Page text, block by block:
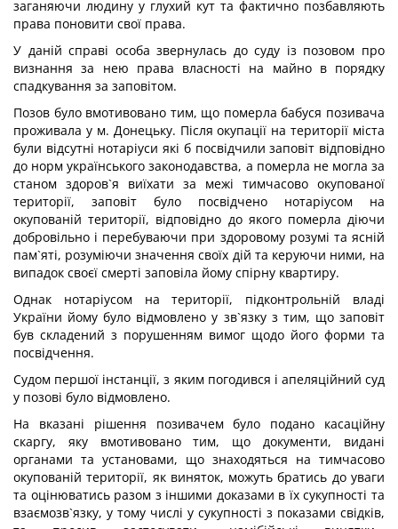
заганяючи людину у глухий кут та фактично позбавляють
права поновити свої права.
У даній справі особа звернулась до суду із позовом про
визнання за нею права власності на майно в порядку
спадкування за заповітом.
Позов було вмотивовано тим, що померла бабуся позивача
проживала у м. Донецьку. Після окупації на території міста
були відсутні нотаріуси які б посвідчили заповіт відповідно
до норм українського законодавства, а померла не могла за
станом здоров`я виїхати за межі тимчасово окупованої
території, заповіт було посвідчено нотаріусом на
окупованій території, відповідно до якого померла діючи
добровільно і перебуваючи при здоровому розумі та ясній
пам`яті, розуміючи значення своїх дій та керуючи ними, на
випадок своєї смерті заповіла йому спірну квартиру.
Однак нотаріусом на території, підконтрольній владі
України йому було відмовлено у зв`язку з тим, що заповіт
був складений з порушенням вимог щодо його форми та
посвідчення.
Судом першої інстанції, з яким погодився і апеляційний суд
у позові було відмовлено.
На вказані рішення позивачем було подано касаційну
скаргу, яку вмотивовано тим, що документи, видані
органами та установами, що знаходяться на тимчасово
окупованій території, як виняток, можуть братись до уваги
та оцінюватись разом з іншими доказами в їх сукупності та
взаємозв`язку, у тому числі у сукупності з показами свідків,